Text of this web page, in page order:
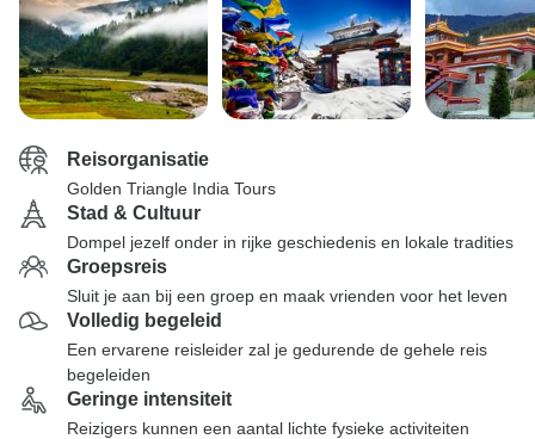
Reisorganisatie
Golden Triangle India Tours
Stad & Cultuur
Dompel jezelf onder in rijke geschiedenis en lokale tradities
Groepsreis
Sluit je aan bij een groep en maak vrienden voor het leven
Volledig begeleid
Een ervarene reisleider zal je gedurende de gehele reis
begeleiden
Geringe intensiteit
Reizigers kunnen een aantal lichte fysieke activiteiten